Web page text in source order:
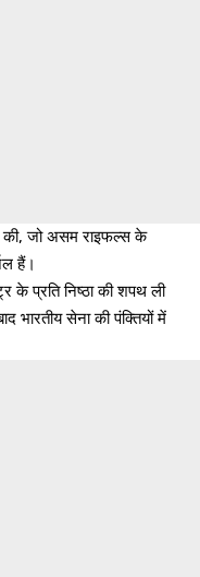
की, जो असम राइफल्स के
हैं।
के प्रति निष्ठा की शपथ ली
सेना की पंक्तियों में